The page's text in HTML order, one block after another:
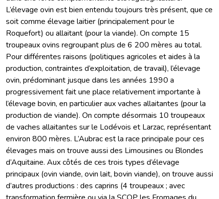
L’élevage ovin est bien entendu toujours très présent, que ce
soit comme élevage laitier (principalement pour le
Roquefort) ou allaitant (pour la viande). On compte 15
troupeaux ovins regroupant plus de 6 200 mères au total.
Pour différentes raisons (politiques agricoles et aides à la
production, contraintes d’exploitation, de travail), l’élevage
ovin, prédominant jusque dans les années 1990 a
progressivement fait une place relativement importante à
l’élevage bovin, en particulier aux vaches allaitantes (pour la
production de viande). On compte désormais 10 troupeaux
de vaches allaitantes sur le Lodévois et Larzac, représentant
environ 800 mères. L’Aubrac est la race principale pour ces
élevages mais on trouve aussi des Limousines ou Blondes
d’Aquitaine. Aux côtés de ces trois types d’élevage
principaux (ovin viande, ovin lait, bovin viande), on trouve aussi
d’autres productions : des caprins (4 troupeaux ; avec